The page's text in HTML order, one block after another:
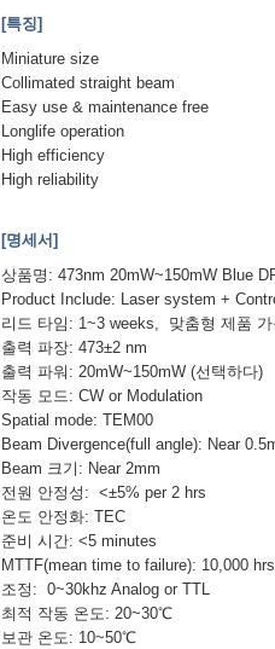
[특징]
Miniature size
Collimated straight beam
Easy use & maintenance free
Longlife operation
High efficiency
High reliability
[명세서]
상품명: 473nm20mW~150mW Blue
Product Include: Laser system +
리드 타임: 1~3 weeks, 맞춤형 제품 가
출력 파장: 473±2 nm
출력 파워: 20mW~150mW (선택하다)
작동 모드: CW or Modulation
Spatial mode: TEM00
Beam Divergence(full angle): Near
Beam 크기: Near 2mm
전원 안정성: <±5% per 2 hrs
온도 안정화: TEC
준비 시간: <5 minutes
MTTF(mean time to failure): 10,000 hrs
조정: 0~30khz Analog or TTL
최적 작동 온도: 20~30℃
보관 온도: 10~50℃